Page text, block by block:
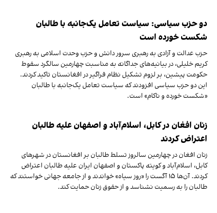
دو حزب سیاسی: سیاست تعامل یک‌جانبه با طالبان
شکست‌ خورده است
حزب عدالت و آزادی به رهبری سرور دانش و حزب وحدت اسلامی به رهبری
کریم خلیلی، در بیانیه‌های جداگانه به مناسبت چهارمین سالگرد سقوط
حکومت پیشین، بر لزوم تشکیل نظام فراگیر در افغانستان تاکید کردند.
این دو حزب سیاسی افزودند که سیاست تعامل یک‌جانبه با طالبان
«شکست‌ خورده و ناکام» است.
زنان افغان در کابل، اسلام‌آباد و اصفهان علیه طالبان
اعتراض کردند
زنان افغان در چهارمین سالروز تسلط طالبان بر افغانستان در شهرهای
کابل، اسلام‌آباد و کویته پاکستان و اصفهان ایران علیه طالبان اعتراض
کردند. آن‌ها ۱۵ آگست را «روز سیاه» خواندند و از جامعه جهانی خواستند که
طالبان را به رسمیت نشناسد و از حقوق زنان حمایت کند.